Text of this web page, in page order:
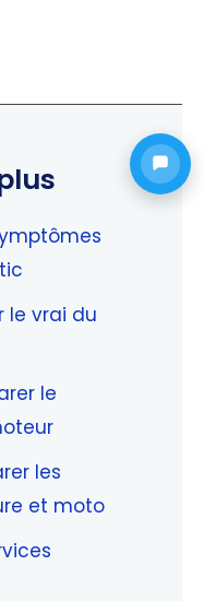
le vrai du
le
les
et moto